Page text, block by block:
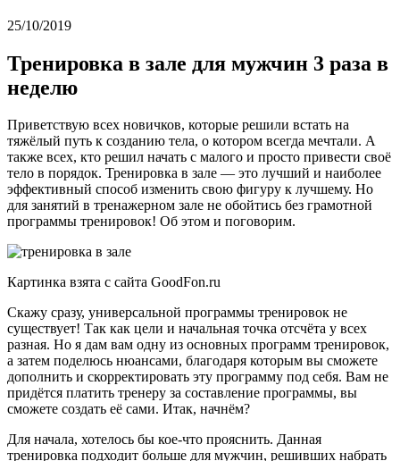
25/10/2019
Тренировка в зале для мужчин 3 раза в
неделю
Приветствую всех новичков, которые решили встать на
тяжёлый путь к созданию тела, о котором всегда мечтали. А
также всех, кто решил начать с малого и просто привести своё
тело в порядок. Тренировка в зале — это лучший и наиболее
эффективный способ изменить свою фигуру к лучшему. Но
для занятий в тренажерном зале не обойтись без грамотной
программы тренировок! Об этом и поговорим.
Картинка взята с сайта GoodFon.ru
Скажу сразу, универсальной программы тренировок не
существует! Так как цели и начальная точка отсчёта у всех
разная. Но я дам вам одну из основных программ тренировок,
а затем поделюсь нюансами, благодаря которым вы сможете
дополнить и скорректировать эту программу под себя. Вам не
придётся платить тренеру за составление программы, вы
сможете создать её сами. Итак, начнём?
Для начала, хотелось бы кое-что прояснить. Данная
тренировка подходит больше для мужчин, решивших набрать